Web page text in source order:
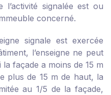
l’activité signalée est ou
concerné.
signale est exercée
l’enseigne ne peut
façade a moins de 15 m
plus de 15 m de haut, la
au 1/5 de la façade,